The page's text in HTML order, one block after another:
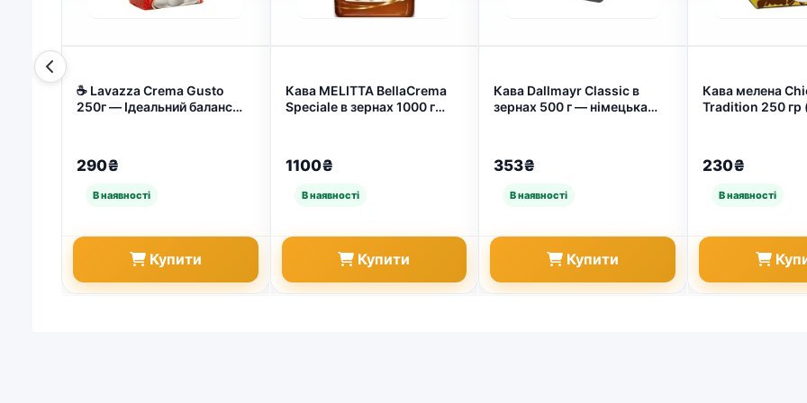
☕ Lavazza Crema Gusto
250г — Ідеальний баланс
290₴
Купити
Кава MELITTA BellaCrema
Speciale в зернах 1000 г
1100₴
Купити
Кава Dallmayr Classic в
зернах 500 г — німецька
353₴
Купити
Кава мелена
Tradition
230₴